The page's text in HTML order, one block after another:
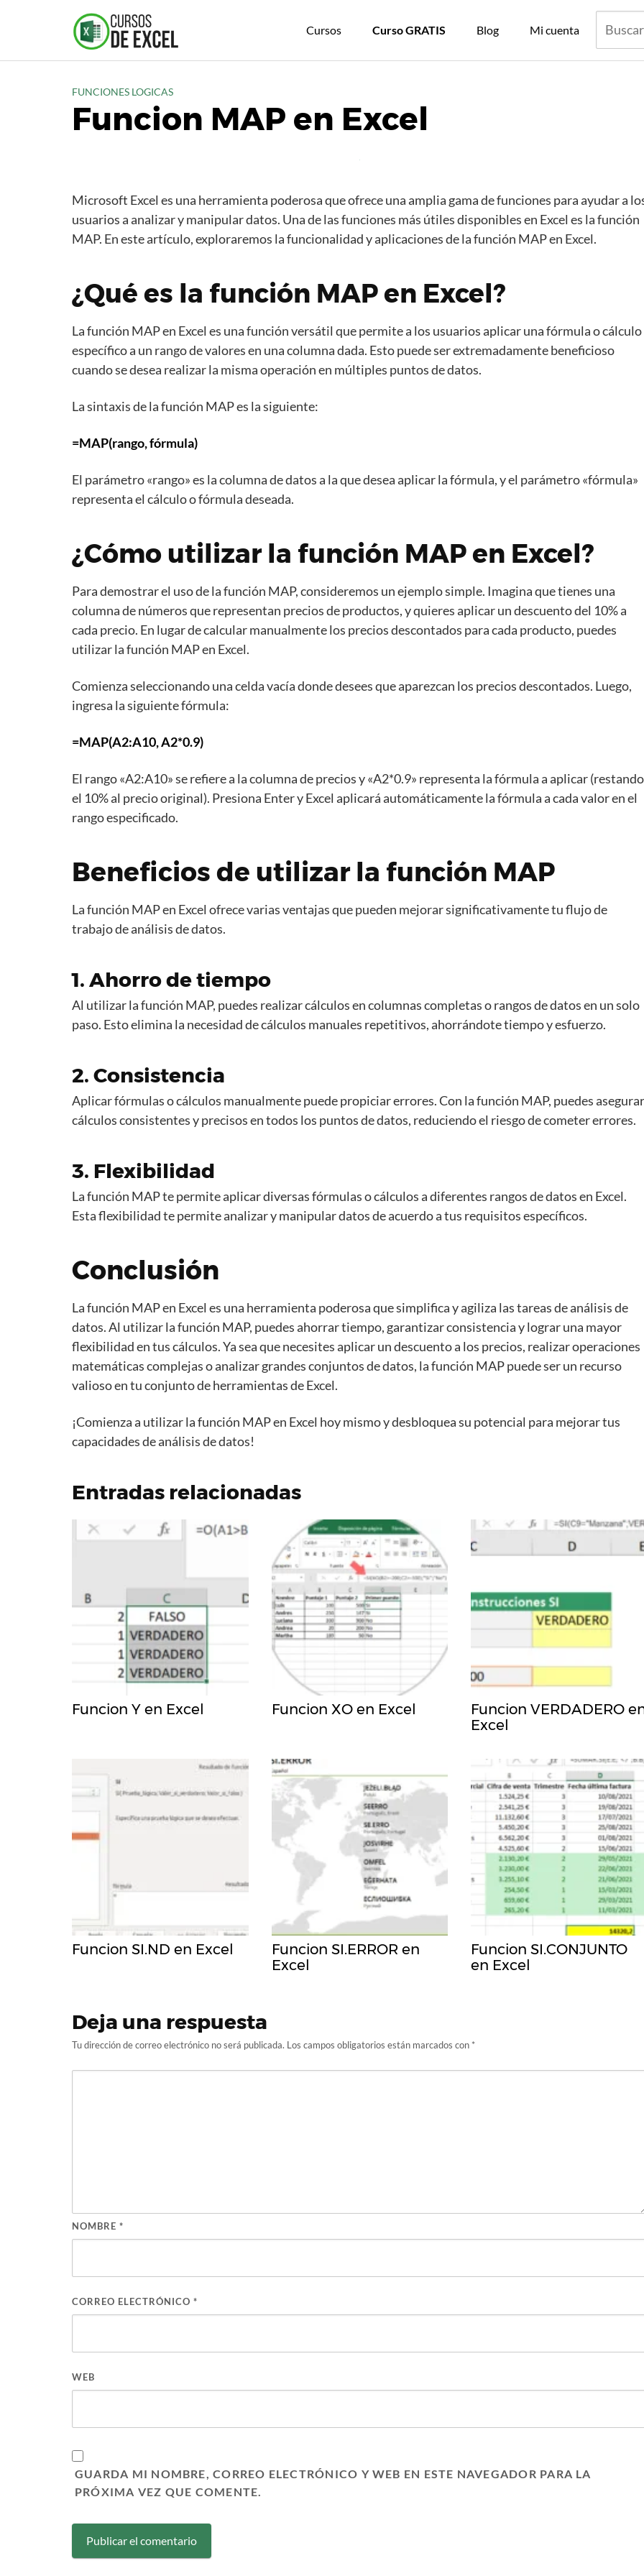
t
Cursos Curso GRATIS Blog Mi cuenta
FUNCIONES LOGICAS
Funcion MAP en Excel
Microsoft Excel es una herramienta poderosa que ofrece una amplia gama de funciones para ayudar a
usuarios a analizar y manipular datos. Una de las funciones más útiles disponibles en Excel es la función
MAP. En este artículo, exploraremos la funcionalidad y aplicaciones de la función MAP en Excel.
¿Qué es la función MAP en Excel?
La función MAP en Excel es una función versátil que permite a los usuarios aplicar una fórmula o cálculo
específico a un rango de valores en una columna dada. Esto puede ser extremadamente beneficioso
cuando se desea realizar la misma operación en múltiples puntos de datos.
La sintaxis de la función MAP es la siguiente:
=MAP(rango, fórmula)
El parámetro «rango» es la columna de datos a la que desea aplicar la fórmula, y el parámetro «fórmula»
representa el cálculo o fórmula deseada.
¿Cómo utilizar la función MAP en Excel?
Para demostrar el uso de la función MAP, consideremos un ejemplo simple. Imagina que tienes una
columna de números que representan precios de productos, y quieres aplicar un descuento del 10% a
cada precio. En lugar de calcular manualmente los precios descontados para cada producto, puedes
utilizar la función MAP en Excel.
Comienza seleccionando una celda vacía donde desees que aparezcan los precios descontados. Luego,
ingresa la siguiente fórmula:
=MAP(A2:A10, A2*0.9)
El rango «A2:A10» se refiere a la columna de precios y «A2*0.9» representa la fórmula a aplicar (restando
el 10% al precio original). Presiona Enter y Excel aplicará automáticamente la fórmula a cada valor en el
rango especificado.
Beneficios de utilizar la función MAP
La función MAP en Excel ofrece varias ventajas que pueden mejorar significativamente tu flujo de
trabajo de análisis de datos.
1. Ahorro de tiempo
Al utilizar la función MAP, puedes realizar cálculos en columnas completas o rangos de datos en un solo
paso. Esto elimina la necesidad de cálculos manuales repetitivos, ahorrándote tiempo y esfuerzo.
2. Consistencia
Aplicar fórmulas o cálculos manualmente puede propiciar errores. Con la función MAP, puedes asegurar
cálculos consistentes y precisos en todos los puntos de datos, reduciendo el riesgo de cometer errores.
3. Flexibilidad
La función MAP te permite aplicar diversas fórmulas o cálculos a diferentes rangos de datos en Excel.
Esta flexibilidad te permite analizar y manipular datos de acuerdo a tus requisitos específicos.
Conclusión
La función MAP en Excel es una herramienta poderosa que simplifica y agiliza las tareas de análisis de
datos. Al utilizar la función MAP, puedes ahorrar tiempo, garantizar consistencia y lograr una mayor
flexibilidad en tus cálculos. Ya sea que necesites aplicar un descuento a los precios, realizar operaciones
matemáticas complejas o analizar grandes conjuntos de datos, la función MAP puede ser un recurso
valioso en tu conjunto de herramientas de Excel.
¡Comienza a utilizar la función MAP en Excel hoy mismo y desbloquea su potencial para mejorar tus
capacidades de análisis de datos!
Entradas relacionadas
Funcion Y en Excel Funcion XO en Excel
Funcion VERDADERO
Excel
Funcion SI.ND en Excel
Funcion SI.ERROR en
Excel
Funcion SI.CONJUNTO
en Excel
Deja una respuesta
Tu dirección de correo electrónico no será publicada. Los campos obligatorios están marcados con *
NOMBRE *
CORREO ELECTRÓNICO *
WEB
GUARDA MI NOMBRE, CORREO ELECTRÓNICO Y WEB EN ESTE NAVEGADOR PARA LA
PRÓXIMA VEZ QUE COMENTE.